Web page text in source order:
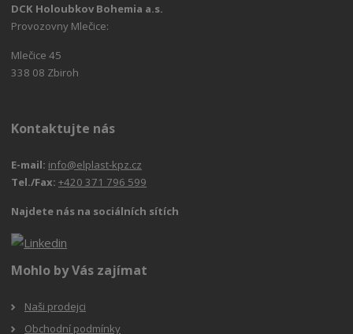
DCK Holoubkov Bohemia a.s.
Provozovny Mlečice:
Mlečice 45
338 08 Zbiroh
Kontaktujte nás
E-mail: info@elplast-kpz.cz
Tel./Fax:+420 371 796 599
Najdete nás na sociálních sítích
Mohlo by Vás zajímat
Naši prodejci
Obchodní podmínky